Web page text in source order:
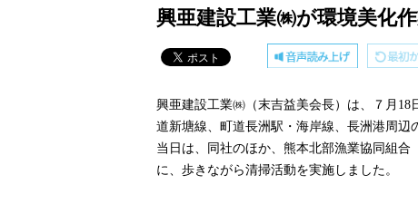
興亜建設工業㈱が環境美化
興亜建設工業㈱（末吉益美会長）は、７月
道新塘線、町道長洲駅・海岸線、長洲港周辺
当日は、同社のほか、熊本北部漁業協同組
に、歩きながら清掃活動を実施しました。